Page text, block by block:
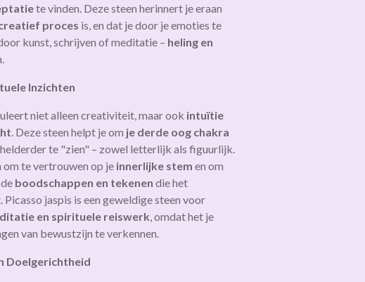
te vinden. Deze steen herinnert je eraan
proces is, en dat je door je emoties te
kunst, schrijven of meditatie – heling en
Inzichten
niet alleen creativiteit, maar ook intuïtie
. Deze steen helpt je om je derde oog chakra
te "zien" – zowel letterlijk als figuurlijk.
te vertrouwen op je innerlijke stem en om
boodschappen en tekenen die het
Picasso jaspis is een geweldige steen voor
en spirituele reiswerk , omdat het je
van bewustzijn te verkennen.
Doelgerichtheid